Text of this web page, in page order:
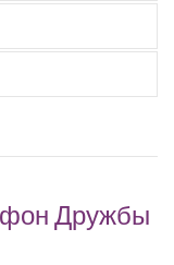
Дружбы